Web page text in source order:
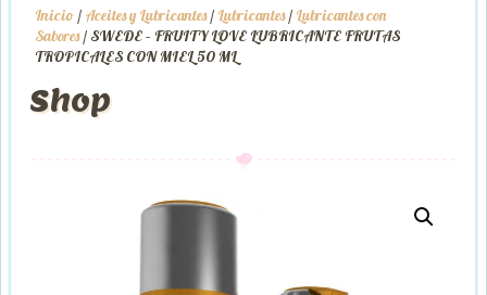
Inicio / Aceites y Lubricantes/ Lubricantes/ Lubricantes con
Sabores/ SWEDE – FRUITY LOVE LUBRICANTE FRUTAS
TROPICALES CON MIEL 50 ML
Shop